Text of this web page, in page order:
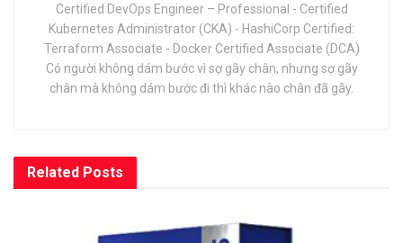
Certified DevOps Engineer – Professional - Certified
Kubernetes Administrator (CKA) - HashiCorp Certified:
Terraform Associate - Docker Certified Associate (DCA)
Có người không dám bước vì sợ gãy chân, nhưng sợ gãy
chân mà không dám bước đi thì khác nào chân đã gãy.
Related Posts